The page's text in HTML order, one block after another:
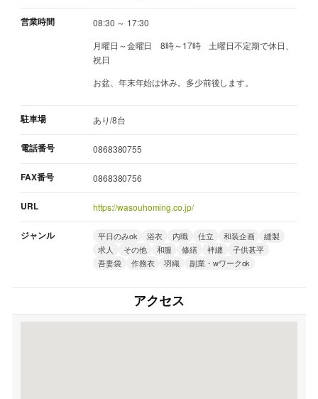
営業時間
08:30 ～ 17:30
月曜日～金曜日 8時～17時 土曜日不定期で休日、
祝日
お盆、年末年始は休み。多少前後します。
駐車場 あり/8台
電話番号 0868380755
FAX番号 0868380756
URL https://wasouhoming.co.jp/
ジャンル 平日のみok 浴衣 内職 仕立 和装企画
縫製
求人
その他 和服 修繕 袢纏
子供甚平
吾妻袋
作務衣 羽織 副業・wワークok
アクセス